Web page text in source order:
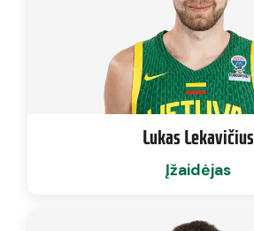
Lukas Lekavičius
Įžaidėjas